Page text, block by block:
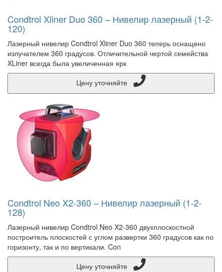
Condtrol Xliner Duo 360 – Нивелир лазерный (1-2-
120)
Лазерный нивелир Condtrol Xliner Duo 360 теперь оснащено
излучателем 360 градусов. Отличительной чертой семейства
XLiner всегда была увеличенная ярк
Condtrol Neo X2-360 – Нивелир лазерный (1-2-
128)
Лазерный нивелир Condtrol Neo X2-360 двухплоскостной
построитель плоскостей с углом развертки 360 градусов как по
горизонту, так и по вертикали. Con